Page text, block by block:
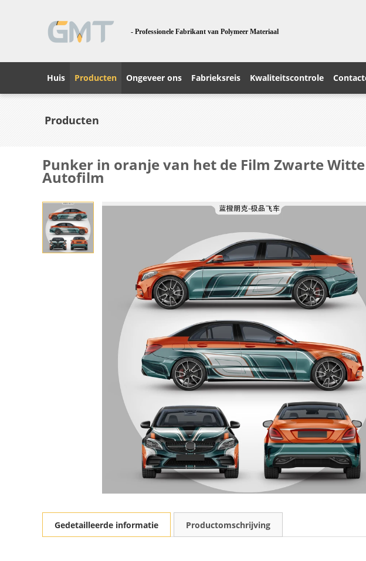
- Professionele Fabrikant van Polymeer Materiaal
Huis Producten Ongeveer ons Fabrieksreis Kwaliteitscontrole
Producten
Punker in oranje van het de Film Zwarte
Autofilm
Gedetailleerde informatie Productomschrijving